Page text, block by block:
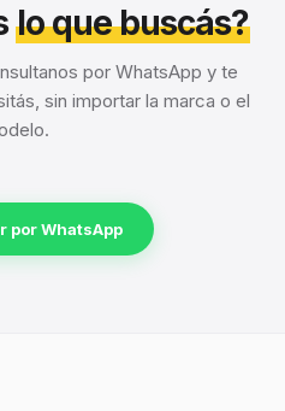
lo que buscás?
por WhatsApp y te
sin importar la marca o el
por WhatsApp